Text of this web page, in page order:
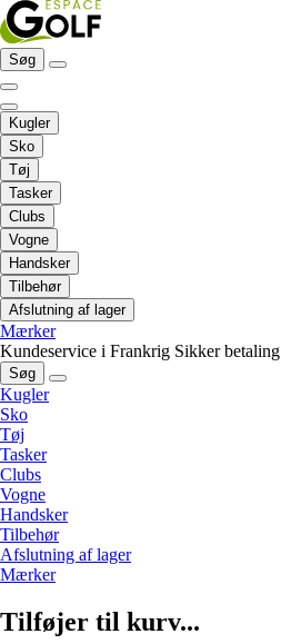
Søg
Kugler
Sko
Tøj
Tasker
Clubs
Vogne
Handsker
Tilbehør
Afslutning af lager
Mærker
Kundeservice i Frankrig Sikker betaling
Søg
Kugler
Sko
Tøj
Tasker
Clubs
Vogne
Handsker
Tilbehør
Afslutning af lager
Mærker
Tilføjer til kurv...